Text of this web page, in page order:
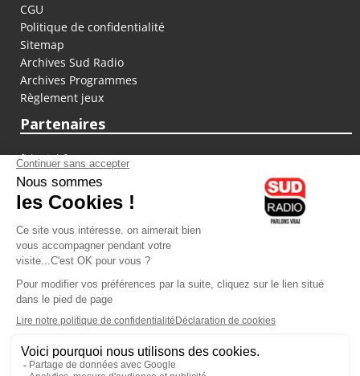
CGU
Politique de confidentialité
Sitemap
Archives Sud Radio
Archives Programmes
Règlement jeux
Partenaires
fiducial.fr
lyoncapitale.fr
olympique-et-lyonnais.com
L'application Iphone / Android
Téléchargez l'application
Les cookies
Gestion des cookies